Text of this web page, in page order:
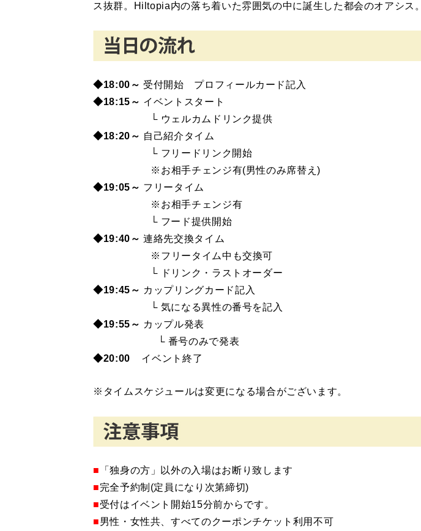
ス抜群。Hiltopia内の落ち着いた雰囲気の中に誕生した都会のオアシス。
◆18:00～ 受付開始 プロフィールカード記入
◆18:15～ イベントスタート
└ ウェルカムドリンク提供
◆18:20～ 自己紹介タイム
└ フリードリンク開始
※お相手チェンジ有(男性のみ席替え)
◆19:05～ フリータイム
※お相手チェンジ有
└ フード提供開始
◆19:40～ 連絡先交換タイム
※フリータイム中も交換可
└ ドリンク・ラストオーダー
◆19:45～ カップリングカード記入
└ 気になる異性の番号を記入
◆19:55～ カップル発表
└ 番号のみで発表
◆20:00 イベント終了
※タイムスケジュールは変更になる場合がございます。
■ 「独身の方」以外の入場はお断り致します
■完全予約制(定員になり次第締切)
■受付はイベント開始15分前からです。
■男性・女性共、すべてのクーポンチケット利用不可